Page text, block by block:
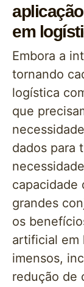
em
Embora a
tornando
logística
que
dados para
capacidade
grandes
os
artificial em
imensos,
redução de